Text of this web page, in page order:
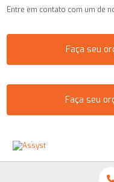
Entre em contato com um de
Faça seu
Faça seu